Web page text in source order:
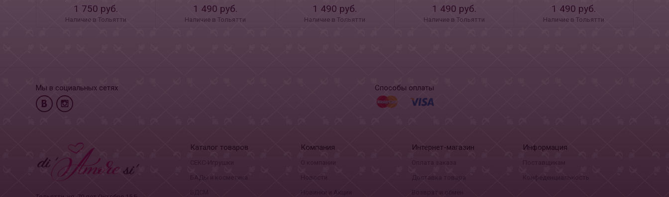
см
1 750 руб.
Наличие в Тольятти
алюминия со светло
розовым кристаллом 2.80
1 490 руб.
Наличие в Тольятти
алюминия со светло
розовым кристаллом 2.80
1 490 руб.
Наличие в Тольятти
алюминия с ярко розовым
кристаллом 2.80 см
1 490 руб.
Наличие в Тольятти
алюминия с фиолетовым
кристаллом 2.80 см
1 490 руб.
Наличие в Тольятти
Мы в социальных сетях Способы оплаты
Каталог товаров
БАДы и косметика
БДСМ
Компания
Новости
Новинки и Акции
Интернет-магазин
Доставка товара
Возврат и обмен
Информация
Конфеденциальность